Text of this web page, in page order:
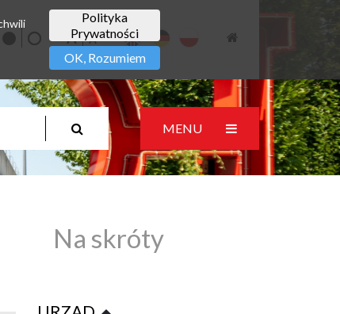
MENU
Na skróty
Polityka
Prywatności
OK, Rozumiem